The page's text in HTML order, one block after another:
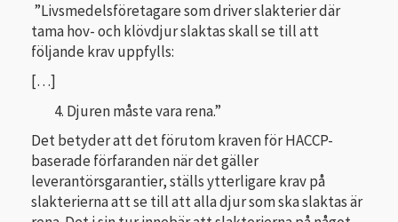
”Livsmedelsföretagare som driver slakterier där
tama hov- och klövdjur slaktas skall se till att
följande krav uppfylls:
[…]
Djuren måste vara rena.”
Det betyder att det förutom kraven för HACCP-
baserade förfaranden när det gäller
leverantörsgarantier, ställs ytterligare krav på
slakterierna att se till att alla djur som ska slaktas är